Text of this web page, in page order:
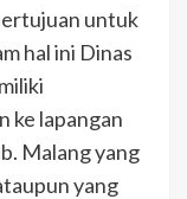
untuk
hal ini Dinas
ke lapangan
Malang yang
yang